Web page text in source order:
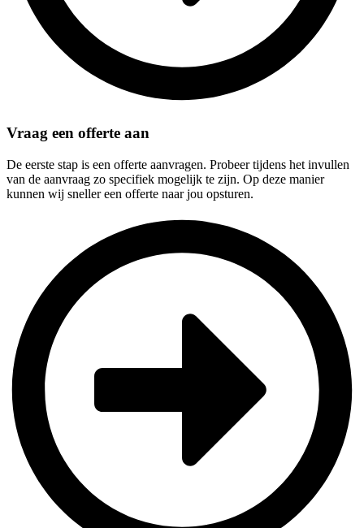
Vraag een offerte aan
De eerste stap is een offerte aanvragen. Probeer tijdens het invullen
van de aanvraag zo specifiek mogelijk te zijn. Op deze manier
kunnen wij sneller een offerte naar jou opsturen.